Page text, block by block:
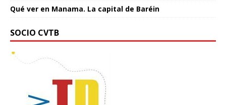
Qué ver en Manama. La capital de Baréin
SOCIO CVTB